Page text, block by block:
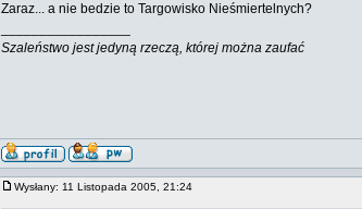
Zaraz... a nie bedzie to Targowisko Nieśmiertelnych?
Szaleństwo jest jedyną rzeczą, której można zaufać
Wysłany: 11 Listopada 2005, 21:24